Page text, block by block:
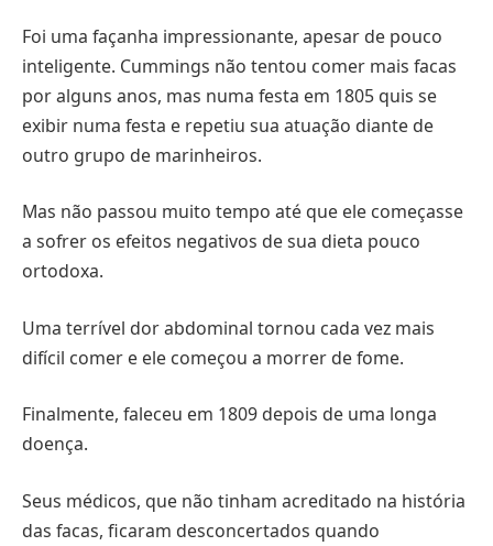
Foi uma façanha impressionante, apesar de pouco
inteligente. Cummings não tentou comer mais facas
por alguns anos, mas numa festa em 1805 quis se
exibir numa festa e repetiu sua atuação diante de
outro grupo de marinheiros.
Mas não passou muito tempo até que ele começasse
a sofrer os efeitos negativos de sua dieta pouco
ortodoxa.
Uma terrível dor abdominal tornou cada vez mais
difícil comer e ele começou a morrer de fome.
Finalmente, faleceu em 1809 depois de uma longa
doença.
Seus médicos, que não tinham acreditado na história
das facas, ficaram desconcertados quando